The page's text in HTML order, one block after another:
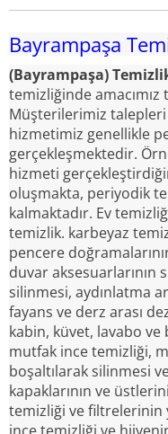
Bayrampaşa
(Bayrampaşa)
temizliğinde
Müşterilerimiz
hizmetimiz genellikle
gerçekleşmektedir.
hizmeti
oluşmakta, periyodik
kalmaktadır. Ev
temizlik. karbeyaz
pencere
duvar aksesuarlarının
silinmesi, aydınlatma
fayans ve derz arası
kabin, küvet, lavabo ve
mutfak ince temizliği,
boşaltılarak silinmesi
kapaklarının ve
temizliği ve filtrelerinin